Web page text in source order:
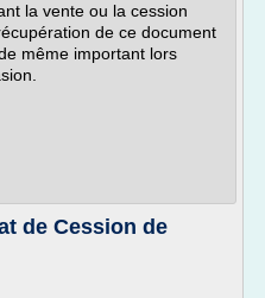
la vente ou la cession
de ce document
même important lors
de Cession de